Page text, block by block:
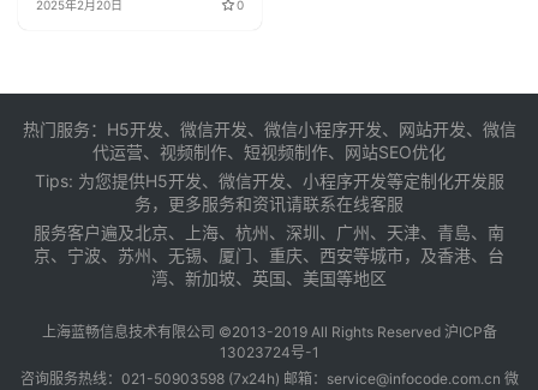
热门服务：H5开发、微信开发、微信小程序开发、网站开发、微信
代运营、视频制作、短视频制作、网站SEO优化
Tips: 为您提供H5开发、 微信开发、 小程序开发等定制化开发服
务，更多服务和资讯请联系在线客服
服务客户遍及北京、 上海、 杭州、 深圳、 广州、 天津、 青島、 南
京、 宁波、 苏州、 无锡、 厦门、 重庆、 西安等城市，及香港、 台
湾、 新加坡、英国、美国等地区
上海蓝畅信息技术有限公司 ©2013-2019 All Rights Reserved 沪ICP备
13023724号-1
咨询服务热线：021-50903598 (7x24h) 邮箱：service@infocode.com.cn 微